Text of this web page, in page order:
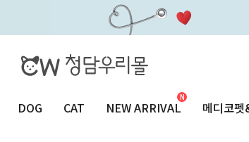
DOG CAT NEW ARRIVAL 메디코펫